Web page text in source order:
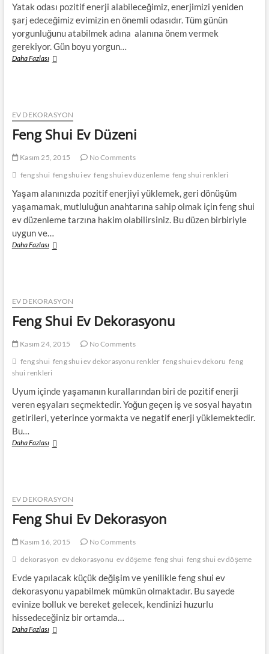
Yatak odası pozitif enerji alabileceğimiz, enerjimizi yeniden
şarj edeceğimiz evimizin en önemli odasıdır. Tüm günün
yorgunluğunu atabilmek adına alanına önem vermek
gerekiyor. Gün boyu yorgun…
Daha FazlasıFeng
EV DEKORASYON
Feng Shui Ev Düzeni
Kasım 25, 2015
No Comments
feng shui feng shui ev feng shui ev düzenleme feng shui renkleri
Yaşam alanınızda pozitif enerjiyi yüklemek, geri dönüşüm
yaşamamak, mutluluğun anahtarına sahip olmak için feng shui
ev düzenleme tarzına hakim olabilirsiniz. Bu düzen birbiriyle
uygun ve…
Daha FazlasıFeng
EV DEKORASYON
Feng Shui Ev Dekorasyonu
Kasım 24, 2015
No Comments
feng shui feng shui ev dekorasyonu renkler feng shui ev dekoru feng
shui renkleri
Uyum içinde yaşamanın kurallarından biri de pozitif enerji
veren eşyaları seçmektedir. Yoğun geçen iş ve sosyal hayatın
getirileri, yeterince yormakta ve negatif enerji yüklemektedir.
Bu…
Daha FazlasıFeng
EV DEKORASYON
Feng Shui Ev Dekorasyon
Kasım 16, 2015
No Comments
dekorasyon ev dekorasyonu ev döşeme feng shui feng shui ev döşeme
Evde yapılacak küçük değişim ve yenilikle feng shui ev
dekorasyonu yapabilmek mümkün olmaktadır. Bu sayede
evinize bolluk ve bereket gelecek, kendinizi huzurlu
hissedeceğiniz bir ortamda…
Daha FazlasıFeng